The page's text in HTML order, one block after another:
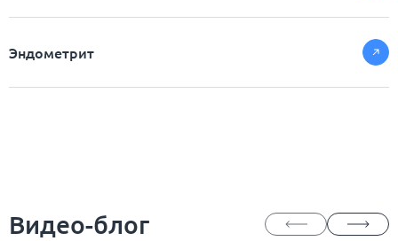
Эндометрит
Видео-блог